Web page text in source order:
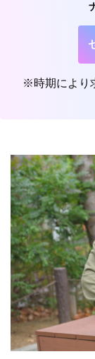
※時期により